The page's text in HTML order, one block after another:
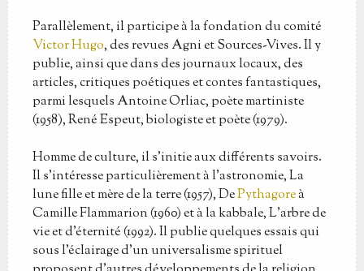
Parallèlement, il participe à la fondation du comité
Victor Hugo, des revues Agni et Sources-Vives. Il y
publie, ainsi que dans des journaux locaux, des
articles, critiques poétiques et contes fantastiques,
parmi lesquels Antoine Orliac, poète martiniste
(1958), René Espeut, biologiste et poète (1979).
Homme de culture, il s’initie aux différents savoirs.
Il s’intéresse particulièrement à l’astronomie, La
lune fille et mère de la terre (1957), DePythagoreà
Camille Flammarion (1960) et à la kabbale, L’arbre de
vie et d’éternité (1992). Il publie quelques essais qui
sous l’éclairage d’un universalisme spirituel